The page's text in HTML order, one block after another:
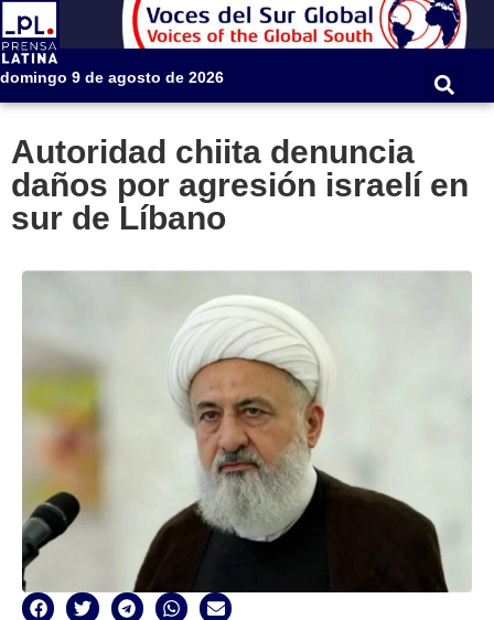
domingo 9 de agosto de 2026
Autoridad chiita denuncia
daños por agresión israelí en
sur de Líbano